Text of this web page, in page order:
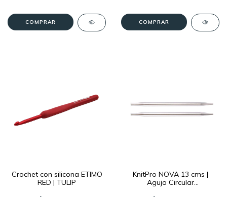
COMPRAR COMPRAR
Crochet con silicona ETIMO
RED | TULIP
KnitPro NOVA 13 cms |
Aguja Circular